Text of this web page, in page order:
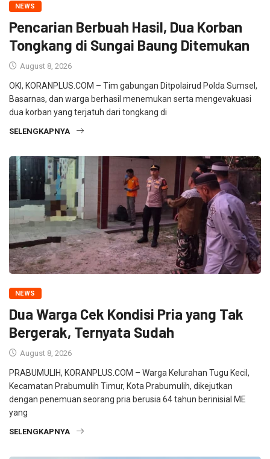
NEWS
Pencarian Berbuah Hasil, Dua Korban
Tongkang di Sungai Baung Ditemukan
August 8, 2026
OKI, KORANPLUS.COM – Tim gabungan Ditpolairud Polda Sumsel,
Basarnas, dan warga berhasil menemukan serta mengevakuasi
dua korban yang terjatuh dari tongkang di
SELENGKAPNYA
NEWS
Dua Warga Cek Kondisi Pria yang Tak
Bergerak, Ternyata Sudah
August 8, 2026
PRABUMULIH, KORANPLUS.COM – Warga Kelurahan Tugu Kecil,
Kecamatan Prabumulih Timur, Kota Prabumulih, dikejutkan
dengan penemuan seorang pria berusia 64 tahun berinisial ME
yang
SELENGKAPNYA